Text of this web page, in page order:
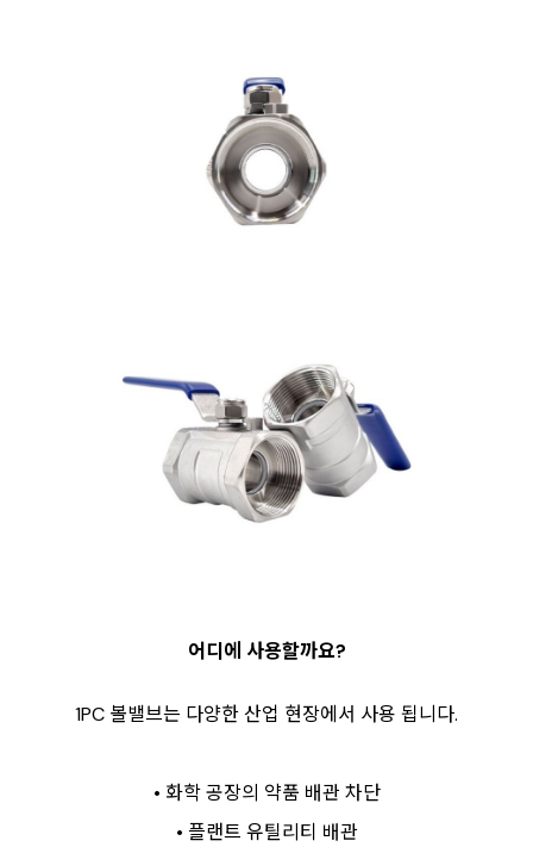
어디에 사용할까요?
1PC 볼밸브는 다양한 산업 현장에서 사용 됩니다.
• 화학 공장의 약품 배관 차단
• 플랜트 유틸리티 배관